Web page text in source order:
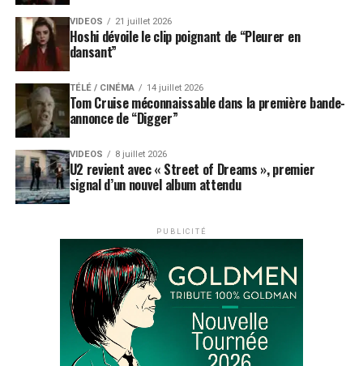
VIDEOS 21 juillet 2026
Hoshi dévoile le clip poignant de “Pleurer en
dansant”
TÉLÉ / CINÉMA 14 juillet 2026
Tom Cruise méconnaissable dans la première bande-
annonce de “Digger”
VIDEOS 8 juillet 2026
U2 revient avec « Street of Dreams », premier
signal d’un nouvel album attendu
PUBLICITÉ